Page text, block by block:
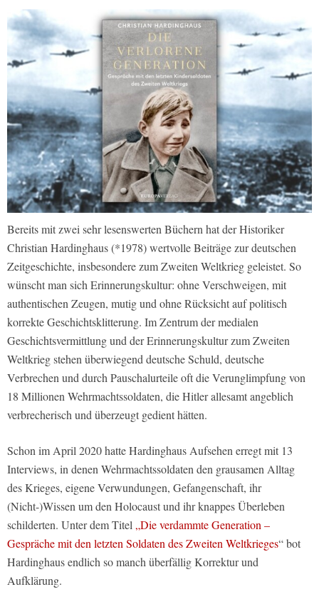
Bereits mit zwei sehr lesenswerten Büchern hat der Historiker
Christian Hardinghaus (*1978) wertvolle Beiträge zur deutschen
Zeitgeschichte, insbesondere zum Zweiten Weltkrieg geleistet. So
wünscht man sich Erinnerungskultur: ohne Verschweigen, mit
authentischen Zeugen, mutig und ohne Rücksicht auf politisch
korrekte Geschichtsklitterung. Im Zentrum der medialen
Geschichtsvermittlung und der Erinnerungskultur zum Zweiten
Weltkrieg stehen überwiegend deutsche Schuld, deutsche
Verbrechen und durch Pauschalurteile oft die Verunglimpfung von
18 Millionen Wehrmachtssoldaten, die Hitler allesamt angeblich
verbrecherisch und überzeugt gedient hätten.
Schon im April 2020 hatte Hardinghaus Aufsehen erregt mit 13
Interviews, in denen Wehrmachtssoldaten den grausamen Alltag
des Krieges, eigene Verwundungen, Gefangenschaft, ihr
(Nicht-)Wissen um den Holocaust und ihr knappes Überleben
schilderten. Unter dem Titel„Die verdammte Generation –
Gespräche mit den letzten Soldaten des Zweiten Weltkrieges“ bot
Hardinghaus endlich so manch überfällig Korrektur und
Aufklärung.